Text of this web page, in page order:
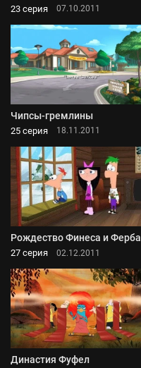
23 серия 07.10.2011
Чипсы-гремлины
25 серия 18.11.2011
Рождество Финеса и Ферба
27 серия 02.12.2011
Династия Фуфел